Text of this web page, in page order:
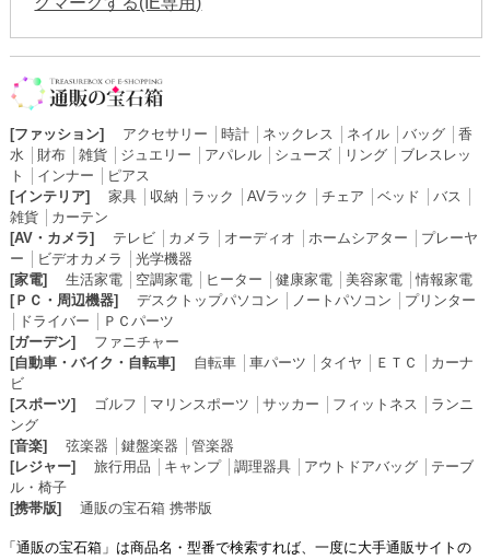
[ファッション] アクセサリー 時計│ ネックレス ネイル│ バッグ│ 香
水
財布│ 雑貨│ ジュエリー アパレル│ シューズ│ リング│ ブレスレッ
ト
インナー
ピアス
[インテリア]
家具│ 収納 ラック AVラック チェア ベッド バス
雑貨│ カーテン
[AV・カメラ]
テレビ│ カメラ オーディオ ホームシアター
プレーヤ
ー
ビデオカメラ
光学機器
[家電]
生活家電│ 空調家電│ ヒーター 健康家電│ 美容家電│情報家電
[ＰＣ・周辺機器]
デスクトップパソコン ノートパソコン
プリンター
ドライバー
ＰＣパーツ
[ガーデン]
ファニチャー
[自動車・バイク・自転車]
自転車│ 車パーツ タイヤ ＥＴＣ
カーナ
ビ
[スポーツ]
ゴルフ マリンスポーツ サッカー フィットネス
ランニ
ング
[音楽]
弦楽器 鍵盤楽器
管楽器
[レジャー]
旅行用品 キャンプ│ 調理器具│ アウトドアバッグ│ テーブ
ル・椅子
[携帯版]
通販の宝石箱 携帯版
「通販の宝石箱」は商品名・型番で検索すれば、一度に大手通販サイトの